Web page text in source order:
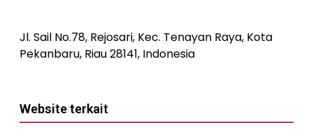
Jl. Sail No.78, Rejosari, Kec. Tenayan Raya, Kota
Pekanbaru, Riau 28141, Indonesia
Website terkait